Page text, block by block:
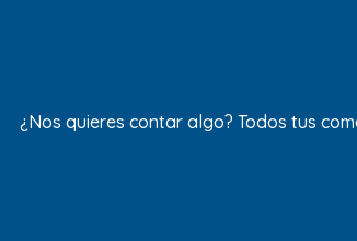
¿Nos quieres contar algo? Todos tus